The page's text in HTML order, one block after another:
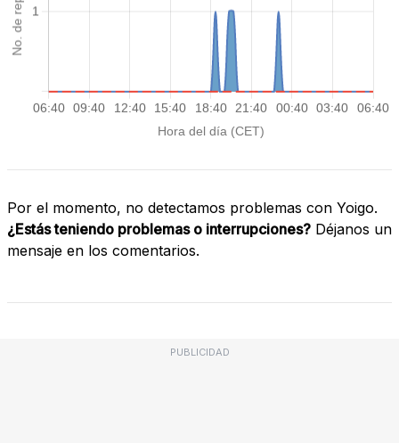
Por el momento, no detectamos problemas con Yoigo.
¿Estás teniendo problemas o interrupciones? Déjanos un
mensaje en los comentarios.
PUBLICIDAD